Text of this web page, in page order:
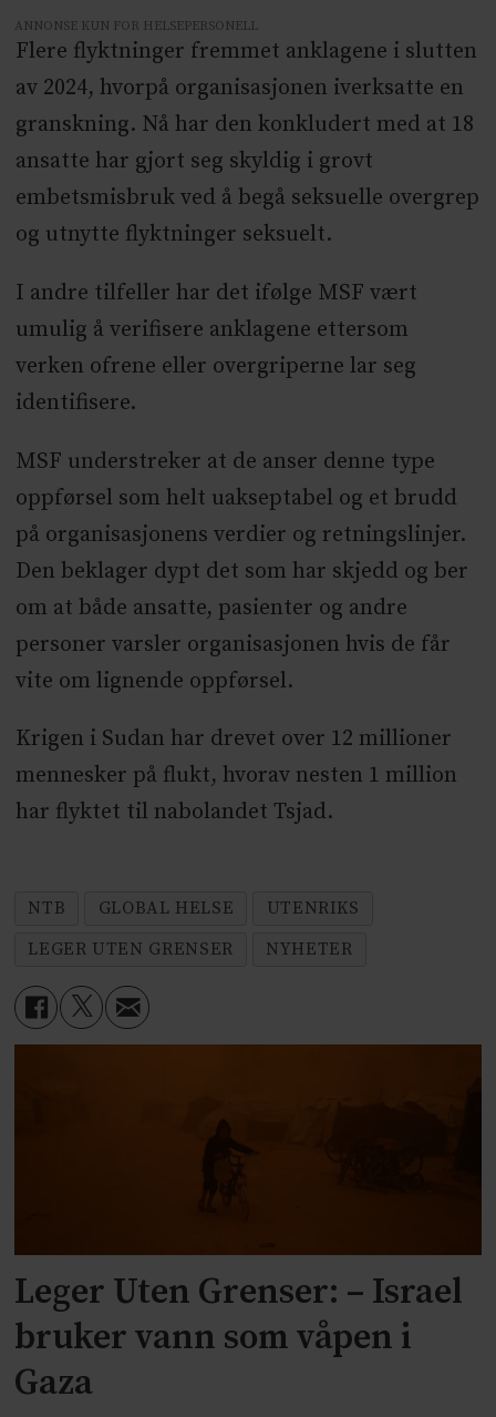
ANNONSE KUN FOR HELSEPERSONELL
Flere flyktninger fremmet anklagene i slutten
av 2024, hvorpå organisasjonen iverksatte en
granskning. Nå har den konkludert med at 18
ansatte har gjort seg skyldig i grovt
embetsmisbruk ved å begå seksuelle overgrep
og utnytte flyktninger seksuelt.
I andre tilfeller har det ifølge MSF vært
umulig å verifisere anklagene ettersom
verken ofrene eller overgriperne lar seg
identifisere.
MSF understreker at de anser denne type
oppførsel som helt uakseptabel og et brudd
på organisasjonens verdier og retningslinjer.
Den beklager dypt det som har skjedd og ber
om at både ansatte, pasienter og andre
personer varsler organisasjonen hvis de får
vite om lignende oppførsel.
Krigen i Sudan har drevet over 12 millioner
mennesker på flukt, hvorav nesten 1 million
har flyktet til nabolandet Tsjad.
NTB GLOBAL HELSE
UTENRIKS
LEGER UTEN GRENSER
NYHETER
Leger Uten Grenser: – Israel
bruker vann som våpen i
Gaza